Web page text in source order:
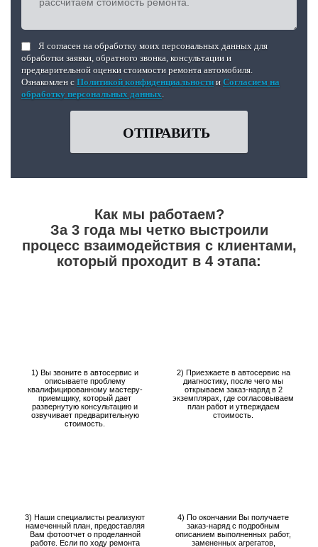
Я согласен на обработку моих персональных данных для
обработки заявки, обратного звонка, консультации и
предварительной оценки стоимости ремонта автомобиля.
Ознакомлен с Политикой конфиденциальности и Согласием на
обработку персональных данных.
ОТПРАВИТЬ
Как мы работаем?
За 3 года мы четко выстроили
процесс взаимодействия с клиентами,
который проходит в 4 этапа:
1) Вы звоните в автосервис и
описываете проблему
квалифицированному мастеру-
приемщику, который дает
развернутую консультацию и
озвучивает предварительную
стоимость.
2) Приезжаете в автосервис на
диагностику, после чего мы
открываем заказ-наряд в 2
экземплярах, где согласовываем
план работ и утверждаем
стоимость.
3) Наши специалисты реализуют
намеченный план, предоставляя
Вам фотоотчет о проделанной
работе. Если по ходу ремонта
4) По окончании Вы получаете
заказ-наряд с подробным
описанием выполненных работ,
замененных агрегатов,